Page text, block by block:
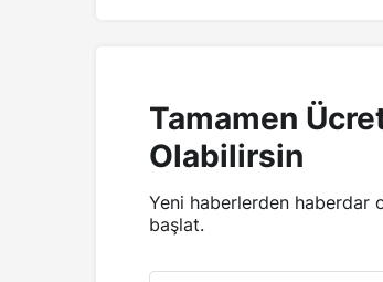
Tamamen
Olabilirsin
Yeni haberlerden haberdar
başlat.